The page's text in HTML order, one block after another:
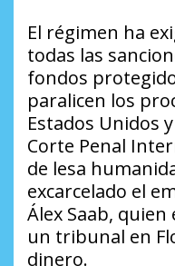
El régimen ha
todas las
fondos
paralicen los
Estados Unidos
Corte Penal
de lesa
excarcelado el
Álex Saab,
un tribunal en
dinero.